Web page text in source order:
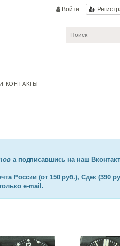
Войти
КОНТАКТЫ
а подписавшись на наш
России (от 150 руб.), Сдек (390
e-mail.